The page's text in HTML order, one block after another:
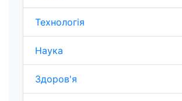
Технологія
Наука
Здоров'я